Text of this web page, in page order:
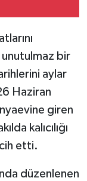
bir
aylar
Haziran
giren
kalıcılığı
etti.
düzenlenen